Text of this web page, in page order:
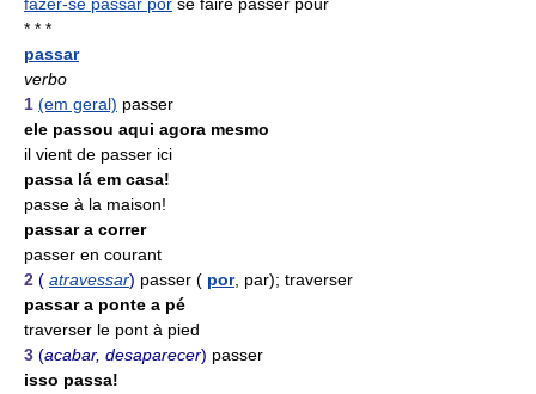
* * *
passar
verbo
1 (em geral) passer
ele passou aqui agora mesmo
il vient de passer ici
passa lá em casa!
passe à la maison!
passar a correr
passer en courant
2 ( atravessar) passer ( por, par); traverser
passar a ponte a pé
traverser le pont à pied
3 (acabar, desaparecer) passer
isso passa!